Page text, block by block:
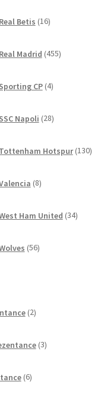
Betis 16izdelkov
Madrid 455izdelkov
CP 4izdelki
Napoli 28izdelkov
Hotspur 130
8izdelkov
Ham United 34izdelkov
56izdelkov
2izdelka
3izdelki
6izdelkov